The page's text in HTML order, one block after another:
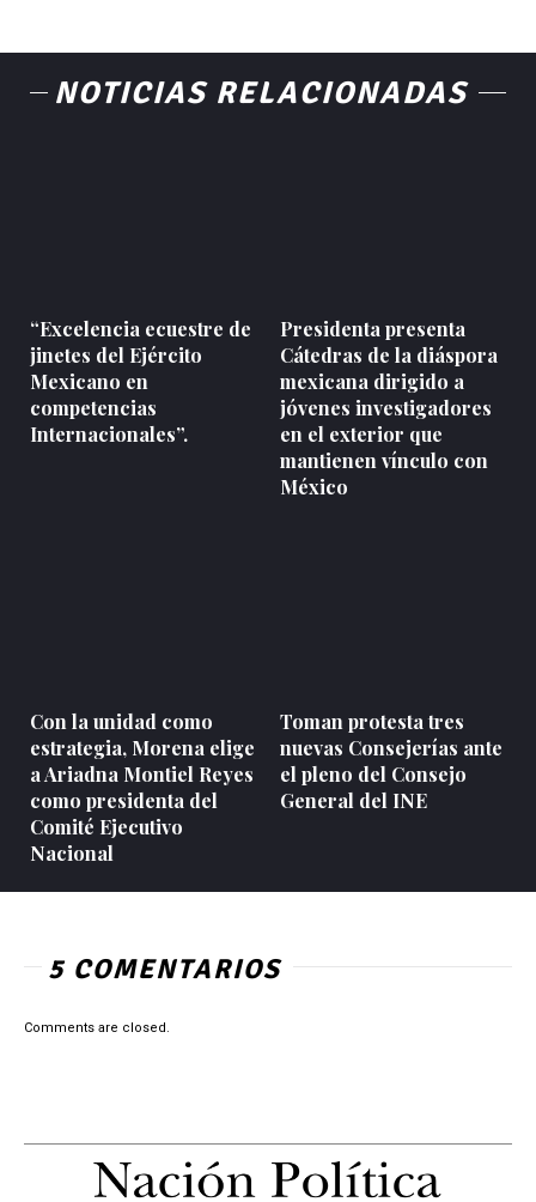
NOTICIAS RELACIONADAS
“Excelencia ecuestre de
jinetes del Ejército
Mexicano en
competencias
Internacionales”.
Presidenta presenta
Cátedras de la diáspora
mexicana dirigido a
jóvenes investigadores
en el exterior que
mantienen vínculo con
México
Con la unidad como
estrategia, Morena elige
a Ariadna Montiel Reyes
como presidenta del
Comité Ejecutivo
Nacional
Toman protesta tres
nuevas Consejerías ante
el pleno del Consejo
General del INE
5 COMENTARIOS
Comments are closed.